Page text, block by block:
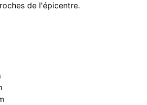
de l'épicentre.